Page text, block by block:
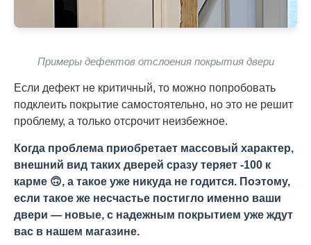
Примеры дефектов отслоения покрытия двери
Если дефект не критичный, то можно попробовать
подклеить покрытие самостоятельно, но это не решит
проблему, а только отсрочит неизбежное.
Когда проблема приобретает массовый характер,
внешний вид таких дверей сразу теряет -100 к
карме 🙃, а такое уже никуда не годится. Поэтому,
если такое же несчастье постигло именно ваши
двери — новые, с надежным покрытием уже ждут
вас в нашем магазине.